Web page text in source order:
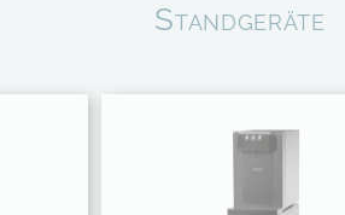
Standgeräte